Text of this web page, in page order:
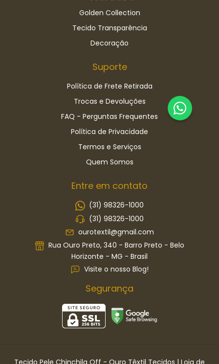
Golden Collection
Tecido Transparência
Decoração
Suporte
Política de Frete Retirada
Trocas e Devoluções
FAQ - Perguntas Frequentes
Política de Privacidade
Termos e Serviços
Quem Somos
Entre em contato
(31) 98326-1000
(31) 98326-1000
ourotextil@gmail.com
Rua Ouro Preto, 340 - Barro Preto - Belo
Horizonte - MG - Brasil
Visite o nosso Blog!
Segurança